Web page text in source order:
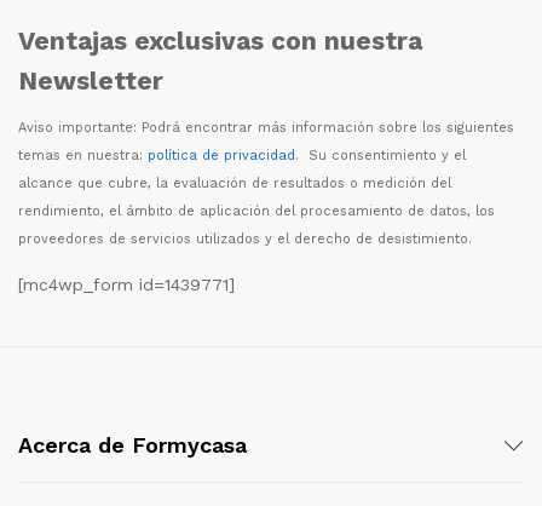
Ventajas exclusivas con nuestra
Newsletter
Aviso importante: Podrá encontrar más información sobre los siguientes
temas en nuestra: política de privacidad. Su consentimiento y el
alcance que cubre, la evaluación de resultados o medición del
rendimiento, el ámbito de aplicación del procesamiento de datos, los
proveedores de servicios utilizados y el derecho de desistimiento.
[mc4wp_form id=1439771]
Acerca de Formycasa